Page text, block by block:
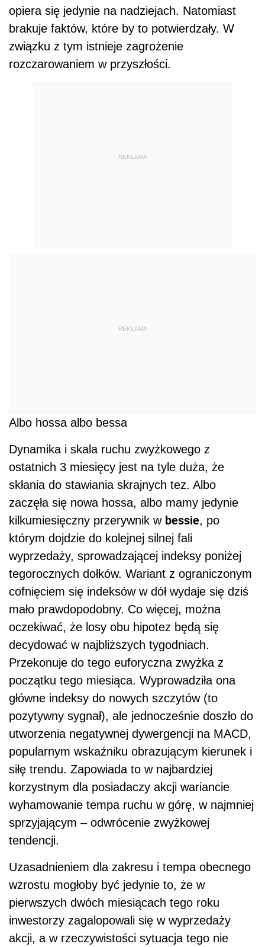
opiera się jedynie na nadziejach. Natomiast
brakuje faktów, które by to potwierdzały. W
związku z tym istnieje zagrożenie
rozczarowaniem w przyszłości.
REKLAMA
REKLAMA
Albo hossa albo bessa
Dynamika i skala ruchu zwyżkowego z
ostatnich 3 miesięcy jest na tyle duża, że
skłania do stawiania skrajnych tez. Albo
zaczęła się nowa hossa, albo mamy jedynie
kilkumiesięczny przerywnik w bessie, po
którym dojdzie do kolejnej silnej fali
wyprzedaży, sprowadzającej indeksy poniżej
tegorocznych dołków. Wariant z ograniczonym
cofnięciem się indeksów w dół wydaje się dziś
mało prawdopodobny. Co więcej, można
oczekiwać, że losy obu hipotez będą się
decydować w najbliższych tygodniach.
Przekonuje do tego euforyczna zwyżka z
początku tego miesiąca. Wyprowadziła ona
główne indeksy do nowych szczytów (to
pozytywny sygnał), ale jednocześnie doszło do
utworzenia negatywnej dywergencji na MACD,
popularnym wskaźniku obrazującym kierunek i
siłę trendu. Zapowiada to w najbardziej
korzystnym dla posiadaczy akcji wariancie
wyhamowanie tempa ruchu w górę, w najmniej
sprzyjającym – odwrócenie zwyżkowej
tendencji.
Uzasadnieniem dla zakresu i tempa obecnego
wzrostu mogłoby być jedynie to, że w
pierwszych dwóch miesiącach tego roku
inwestorzy zagalopowali się w wyprzedaży
akcji, a w rzeczywistości sytuacja tego nie